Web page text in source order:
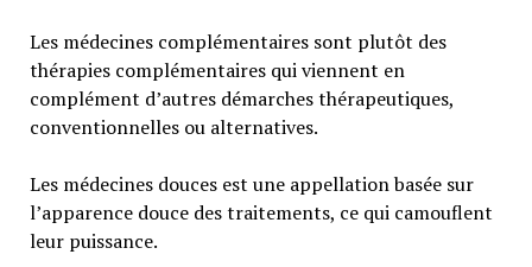
Les médecines complémentaires sont plutôt des
thérapies complémentaires qui viennent en
complément d’autres démarches thérapeutiques,
conventionnelles ou alternatives.
Les médecines douces est une appellation basée sur
l’apparence douce des traitements, ce qui camouflent
leur puissance.